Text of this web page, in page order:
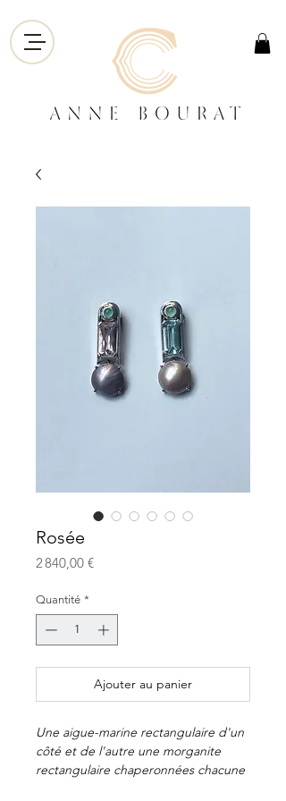
Rosée
2 840,00 €Prix
Quantité *
Ajouter au panier
Une aigue-marine rectangulaire d'un
côté et de l'autre une morganite
rectangulaire chaperonnées chacune